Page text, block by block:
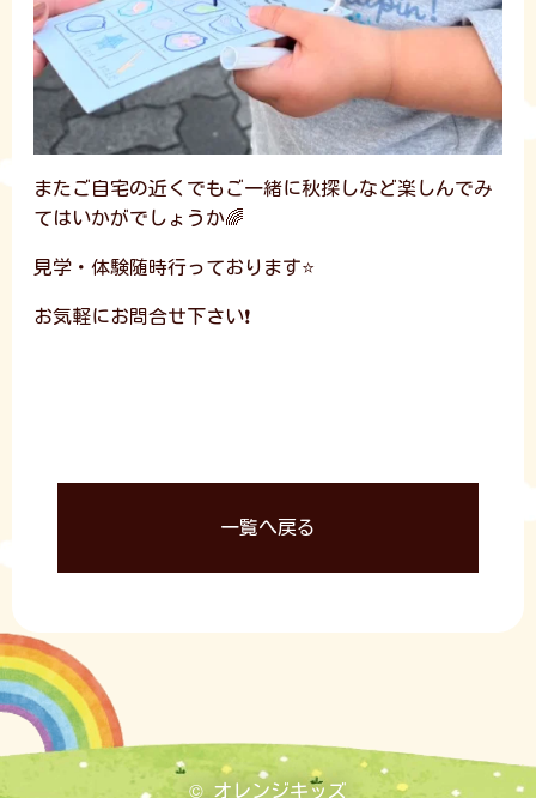
またご自宅の近くでもご一緒に秋探しなど楽しんでみ
てはいかがでしょうか🌈
見学・体験随時行っております⭐
お気軽にお問合せ下さい❗
一覧へ戻る
© オレンジキッズ